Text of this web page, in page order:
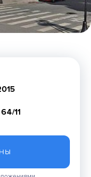
11